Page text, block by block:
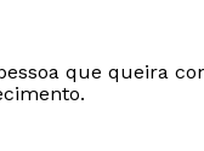
que queira